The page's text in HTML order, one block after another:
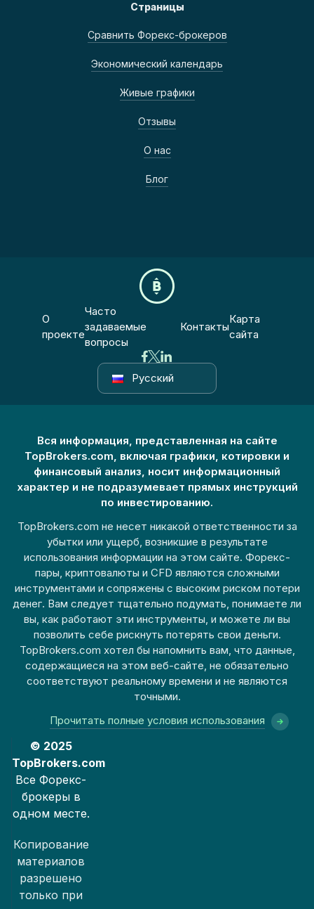
Страницы
Сравнить Форекс-брокеров
Экономический календарь
Живые графики
Отзывы
О нас
Блог
О
проекте
Часто
задаваемые
вопросы
Контакты
Карта
сайта
Русский
Вся информация, представленная на сайте
TopBrokers.com, включая графики, котировки и
финансовый анализ, носит информационный
характер и не подразумевает прямых инструкций
по инвестированию.
TopBrokers.com не несет никакой ответственности за
убытки или ущерб, возникшие в результате
использования информации на этом сайте. Форекс-
пары, криптовалюты и CFD являются сложными
инструментами и сопряжены с высоким риском потери
денег. Вам следует тщательно подумать, понимаете ли
вы, как работают эти инструменты, и можете ли вы
позволить себе рискнуть потерять свои деньги.
TopBrokers.com хотел бы напомнить вам, что данные,
содержащиеся на этом веб-сайте, не обязательно
соответствуют реальному времени и не являются
точными.
Прочитать полные условия использования
© 2025
TopBrokers.com
Все Форекс-
брокеры в
одном месте.
Копирование
материалов
разрешено
только при